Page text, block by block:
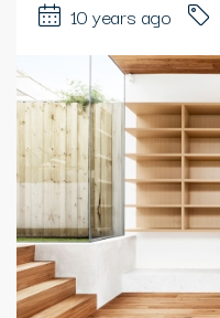
10 years ago